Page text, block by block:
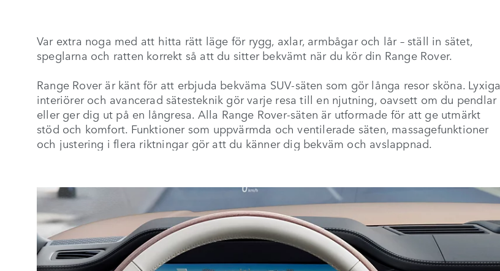
Var extra noga med att hitta rätt läge för rygg, axlar, armbågar och lår – ställ in sätet,
speglarna och ratten korrekt så att du sitter bekvämt när du kör din Range Rover.
Range Rover är känt för att erbjuda bekväma SUV-säten som gör långa resor sköna. Lyxiga
interiörer och avancerad sätesteknik gör varje resa till en njutning, oavsett om du pendlar
eller ger dig ut på en långresa. Alla Range Rover-säten är utformade för att ge utmärkt
stöd och komfort. Funktioner som uppvärmda och ventilerade säten, massagefunktioner
och justering i flera riktningar gör att du känner dig bekväm och avslappnad.